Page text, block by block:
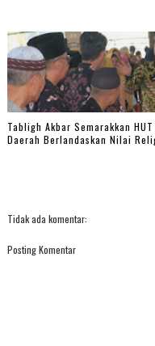
Tabligh Akbar Semarakkan
Daerah Berlandaskan Nilai
Tidak ada komentar:
Posting Komentar